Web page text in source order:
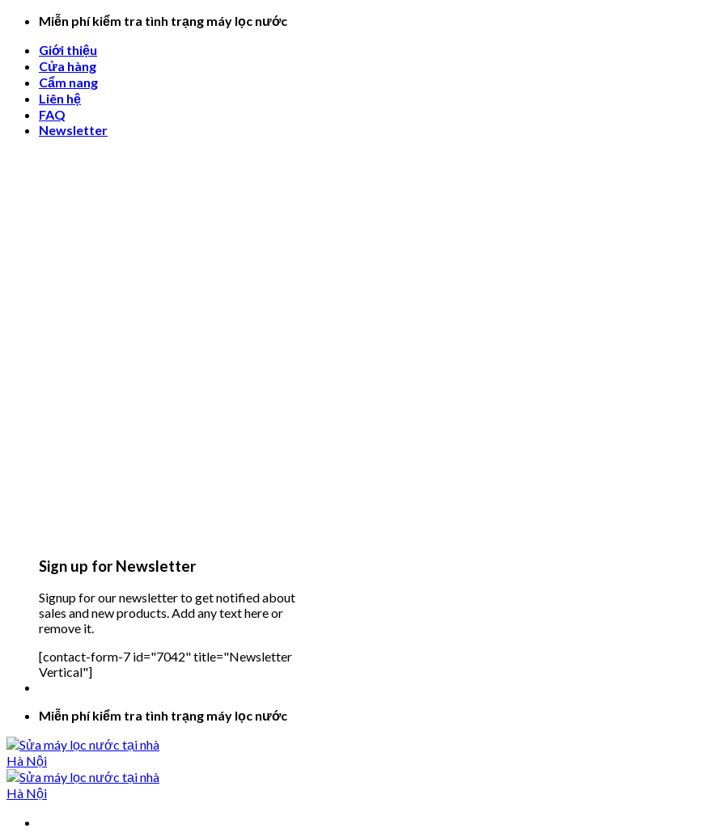
Skip
content
Miễn phí kiểm tra tình trạng máy lọc nước
Giới thiệu
Cửa hàng
Cẩm nang
Liên hệ
FAQ
Newsletter
Sign up for Newsletter
Signup for our newsletter to get notified about
sales and new products. Add any text here or
remove it.
[contact-form-7 id="7042" title="Newsletter
Vertical"]
Miễn phí kiểm tra tình trạng máy lọc nước